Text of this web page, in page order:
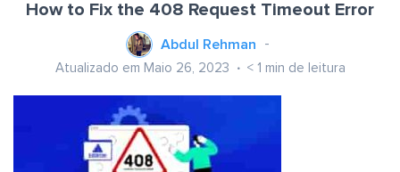
How to Fix the 408 Request Timeout Error
Abdul Rehman
Atualizado em Maio 26, 2023 < 1 min de leitura